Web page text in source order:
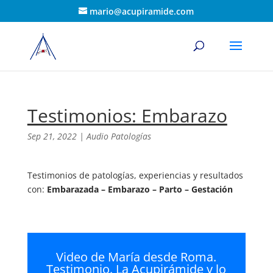
mario@acupiramide.com
Testimonios: Embarazo
Sep 21, 2022|Audio Patologías
Testimonios de patologías, experiencias y resultados
con: Embarazada – Embarazo – Parto – Gestación
Video de María desde Roma.
Testimonio. La Acupirámide y lo